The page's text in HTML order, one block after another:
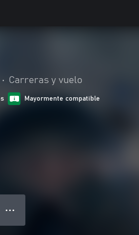
• Carreras y vuelo
Mayormente compatible
● ● ●